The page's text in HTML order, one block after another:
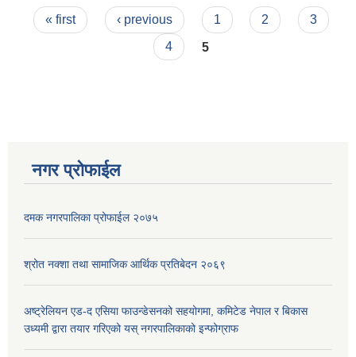
Pages
« first ‹ previous 1 2
3
4
5
नगर प्रोफाईल
दमक नगरपालिका प्रोफाईल २०७५
श्रोत नक्शा तथा सामाजिक आर्थिक प्रतिबेदन २०६९
अष्ट्रेलियन एड-द एसिया फाउन्डेसनको सहयोगमा, कमिटेड नेपाल र बिकास
उध्यमी द्वारा तयार गरिएको यस् नगरपालिकाको इन्फोग्राफ